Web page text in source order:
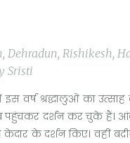
Dehradun, Rishikesh,
Sristi
में इस वर्ष श्रद्धालुओं का
पहुंचकर दर्शन कर चुके हैं।
के दर्शन किए। वहीं